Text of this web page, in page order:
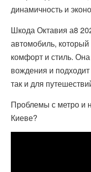
динамичность и
Шкода Октавия а8
автомобиль, который
комфорт и стиль.
вождения и
так и для
Проблемы с метро и
Киеве?